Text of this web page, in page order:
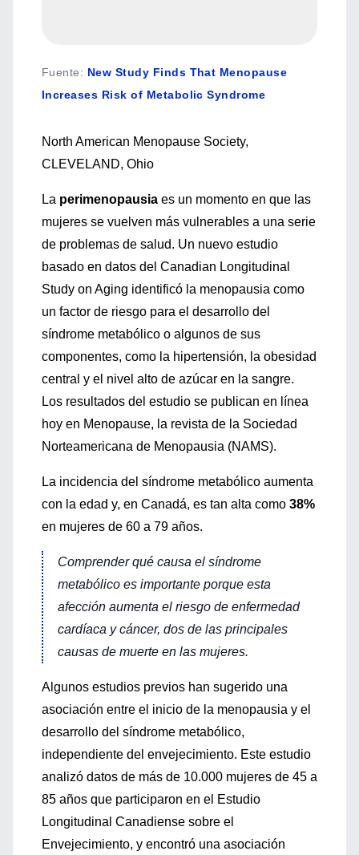
Fuente: New Study Finds That Menopause
Increases Risk of Metabolic Syndrome
North American Menopause Society,
CLEVELAND, Ohio
La perimenopausia es un momento en que las
mujeres se vuelven más vulnerables a una serie
de problemas de salud. Un nuevo estudio
basado en datos del Canadian Longitudinal
Study on Aging identificó la menopausia como
un factor de riesgo para el desarrollo del
síndrome metabólico o algunos de sus
componentes, como la hipertensión, la obesidad
central y el nivel alto de azúcar en la sangre.
Los resultados del estudio se publican en línea
hoy en Menopause, la revista de la Sociedad
Norteamericana de Menopausia (NAMS).
La incidencia del síndrome metabólico aumenta
con la edad y, en Canadá, es tan alta como 38%
en mujeres de 60 a 79 años.
Comprender qué causa el síndrome
metabólico es importante porque esta
afección aumenta el riesgo de enfermedad
cardíaca y cáncer, dos de las principales
causas de muerte en las mujeres.
Algunos estudios previos han sugerido una
asociación entre el inicio de la menopausia y el
desarrollo del síndrome metabólico,
independiente del envejecimiento. Este estudio
analizó datos de más de 10.000 mujeres de 45 a
85 años que participaron en el Estudio
Longitudinal Canadiense sobre el
Envejecimiento, y encontró una asociación